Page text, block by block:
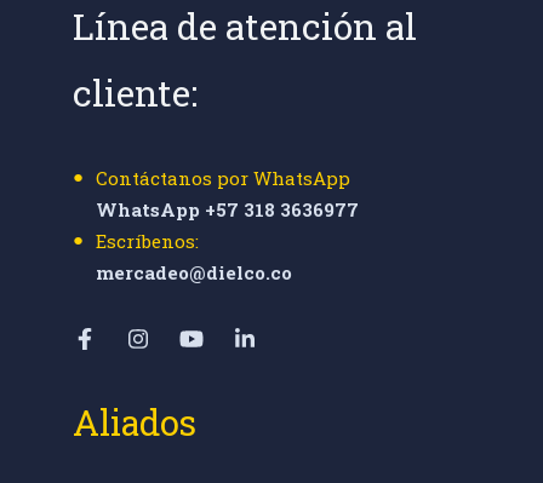
Línea de atención al
cliente:
Contáctanos por WhatsApp
WhatsApp +57 318 3636977
Escríbenos:
mercadeo@dielco.co
Aliados